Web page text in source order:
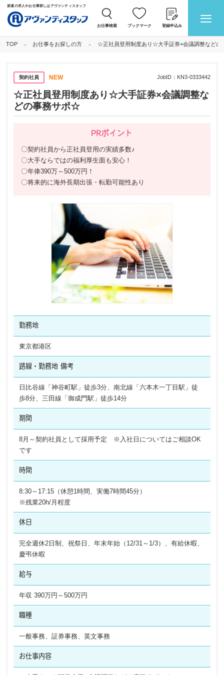
派遣の求人やお仕事探しはアヴァンティスタッフ
お仕事検索 ブックマーク 登録申込み
TOP お仕事をお探しの方 ☆正社員登用制度あり☆大手証券×会議調整などの
契約社員 NEW JobID： KN3-0333442
☆正社員登用制度あり☆大手証券×会議調整な
どの事務サポ☆
PRポイント
〇契約社員から正社員登用の実績多数♪
〇大手ならではの福利厚生面も安心！
〇年俸390万～500万円！
〇将来的に海外長期出張・転勤可能性あり
勤務地
東京都港区
路線・勤務地 備考
日比谷線「神谷町駅」徒歩3分、南北線「六本木一丁目駅」徒
歩8分、三田線「御成門駅」徒歩14分
期間
8月～契約社員として採用予定 ※入社日についてはご相談OK
です
時間
8:30～17:15（休憩1時間、実働7時間45分）
※残業20h/月程度
休日
完全週休2日制、祝祭日、年末年始（12/31～1/3）、有給休暇、
慶弔休暇
給与
年収 390万円～500万円
職種
一般事務、証券事務、英文事務
お仕事内容